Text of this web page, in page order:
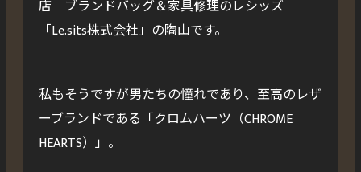
店 ブランドバッグ＆家具修理のレシッズ
「Le.sits株式会社」の陶山です。
私もそうですが男たちの憧れであり、至高のレザ
ーブランドである「クロムハーツ（CHROME
HEARTS）」。